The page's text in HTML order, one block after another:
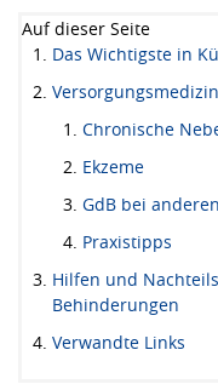
Auf dieser Seite
Das Wichtigste in
Chronische
Ekzeme
GdB bei
Praxistipps
Hilfen und
Behinderungen
Verwandte Links